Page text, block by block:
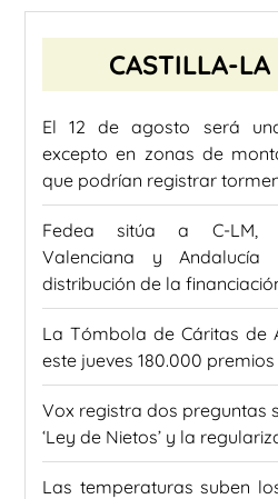
CASTILLA-
El 12 de agosto será
excepto en zonas de
que podrían registrar
Fedea sitúa a C-LM,
Valenciana y
distribución de la
La Tómbola de Cáritas de
este jueves 180.000
Vox registra dos preguntas
‘Ley de Nietos’ y la
Las temperaturas suben